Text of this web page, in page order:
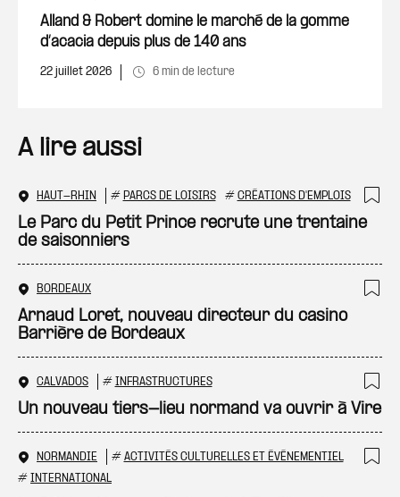
Alland & Robert domine le marché de la gomme
d’acacia depuis plus de 140 ans
22 juillet 2026 6 min de lecture
A lire aussi
HAUT-RHIN # PARCS DE LOISIRS # CRÉATIONS D'EMPLOIS
Le Parc du Petit Prince recrute une trentaine
de saisonniers
BORDEAUX
Arnaud Loret, nouveau directeur du casino
Barrière de Bordeaux
CALVADOS # INFRASTRUCTURES
Un nouveau tiers-lieu normand va ouvrir à Vire
NORMANDIE # ACTIVITÉS CULTURELLES ET ÉVÉNEMENTIEL
# INTERNATIONAL